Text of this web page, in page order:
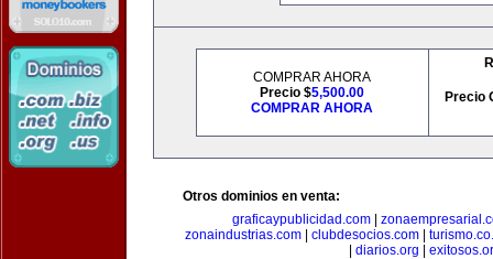
COMPRAR AHORA
Precio $5,500.00
COMPRAR AHORA
Precio
Otros dominios en venta:
graficaypublicidad.com
zonaindustrias.com| clubdesocios.com|
diarios.org